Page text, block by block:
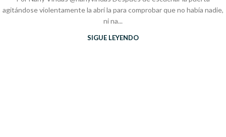
agitándose violentamente la abrí la para comprobar que no había nadie,
ni na...
SIGUE LEYENDO